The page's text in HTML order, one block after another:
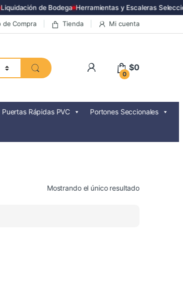
de Bodega Herramientas y Escaleras
de Compra Tienda Mi cuenta
0
$0
Puertas Rápidas PVC Portones Seccionales
Mostrando el único resultado